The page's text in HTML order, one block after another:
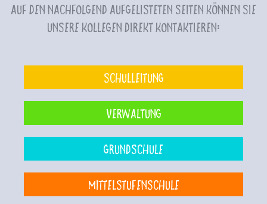
Auf den nachfolgend aufgelisteten Seiten können Sie
unsere Kollegen direkt kontaktieren:
Schulleitung
Verwaltung
Grundschule
Mittelstufenschule